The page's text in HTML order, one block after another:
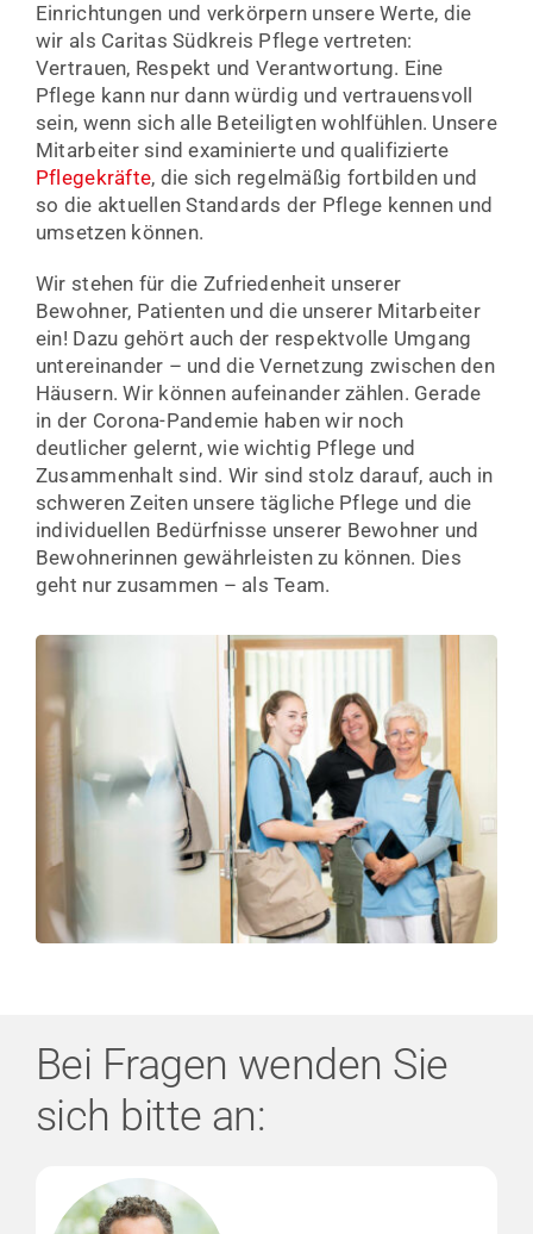
Einrichtungen und verkörpern unsere Werte, die
wir als Caritas Südkreis Pflege vertreten:
Vertrauen, Respekt und Verantwortung. Eine
Pflege kann nur dann würdig und vertrauensvoll
sein, wenn sich alle Beteiligten wohlfühlen. Unsere
Mitarbeiter sind examinierte und qualifizierte
Pflegekräfte, die sich regelmäßig fortbilden und
so die aktuellen Standards der Pflege kennen und
umsetzen können.
Wir stehen für die Zufriedenheit unserer
Bewohner, Patienten und die unserer Mitarbeiter
ein! Dazu gehört auch der respektvolle Umgang
untereinander – und die Vernetzung zwischen den
Häusern. Wir können aufeinander zählen. Gerade
in der Corona-Pandemie haben wir noch
deutlicher gelernt, wie wichtig Pflege und
Zusammenhalt sind. Wir sind stolz darauf, auch in
schweren Zeiten unsere tägliche Pflege und die
individuellen Bedürfnisse unserer Bewohner und
Bewohnerinnen gewährleisten zu können. Dies
geht nur zusammen – als Team.
Bei Fragen wenden Sie
sich bitte an: